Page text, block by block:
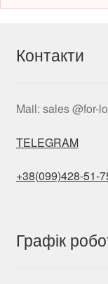
Контакти
Mail: sales @for-
TELEGRAM
+38(099)428-51-
Графік